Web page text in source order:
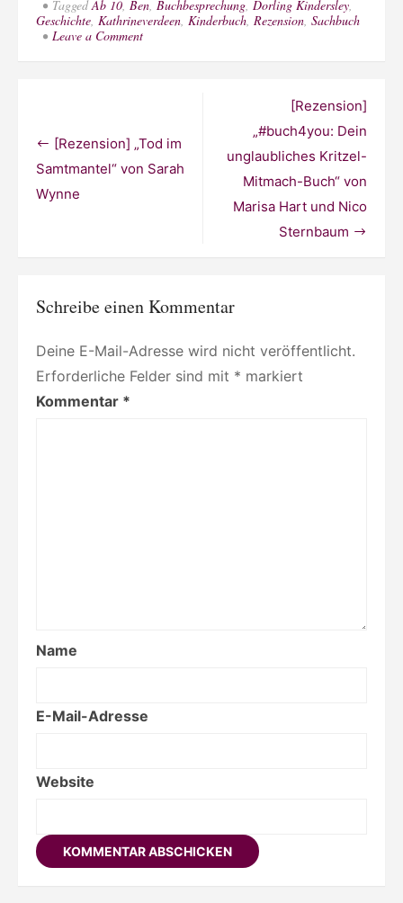
TaggedAb 10, Ben, Buchbesprechung, Dorling Kindersley,
Geschichte, Kathrineverdeen, Kinderbuch, Rezension, Sachbuch
Leave a Commenton
Urknall
zum
[Rezension]
„#buch4you: Dein
unglaubliches Kritzel-
Mitmach-Buch“ von
Marisa Hart und Nico
Sternbaum
[Rezension] „Tod im
Samtmantel“ von Sarah
Wynne
Schreibe einen Kommentar
Deine E-Mail-Adresse wird nicht veröffentlicht.
Erforderliche Felder sind mit * markiert
Kommentar *
Name
E-Mail-Adresse
Website